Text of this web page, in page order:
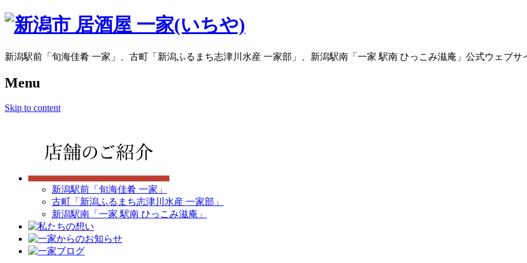
新潟駅前「旬海佳肴 一家」、古町「新潟ふるまち志津川水産 一家部」、新潟駅南「一家 駅南 ひっこみ滋庵」公式ウェブサ
Menu
Skip to content
新潟駅前「旬海佳肴 一家」
古町「新潟ふるまち志津川水産 一家部」
新潟駅南「一家 駅南 ひっこみ滋庵」